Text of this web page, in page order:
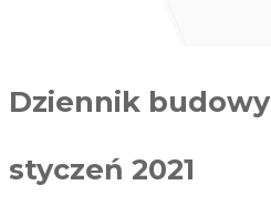
Dziennik budowy
styczeń 2021